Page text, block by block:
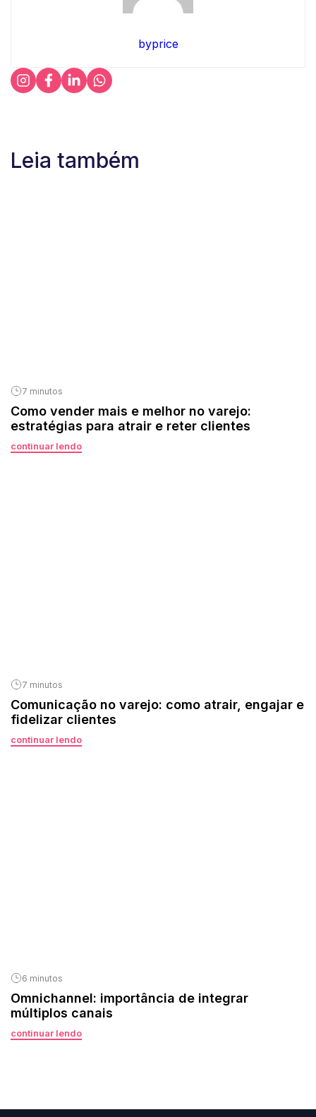
byprice
Leia também
7 minutos
Como vender mais e melhor no varejo:
estratégias para atrair e reter clientes
continuar lendo
7 minutos
Comunicação no varejo: como atrair, engajar e
fidelizar clientes
continuar lendo
6 minutos
Omnichannel: importância de integrar
múltiplos canais
continuar lendo